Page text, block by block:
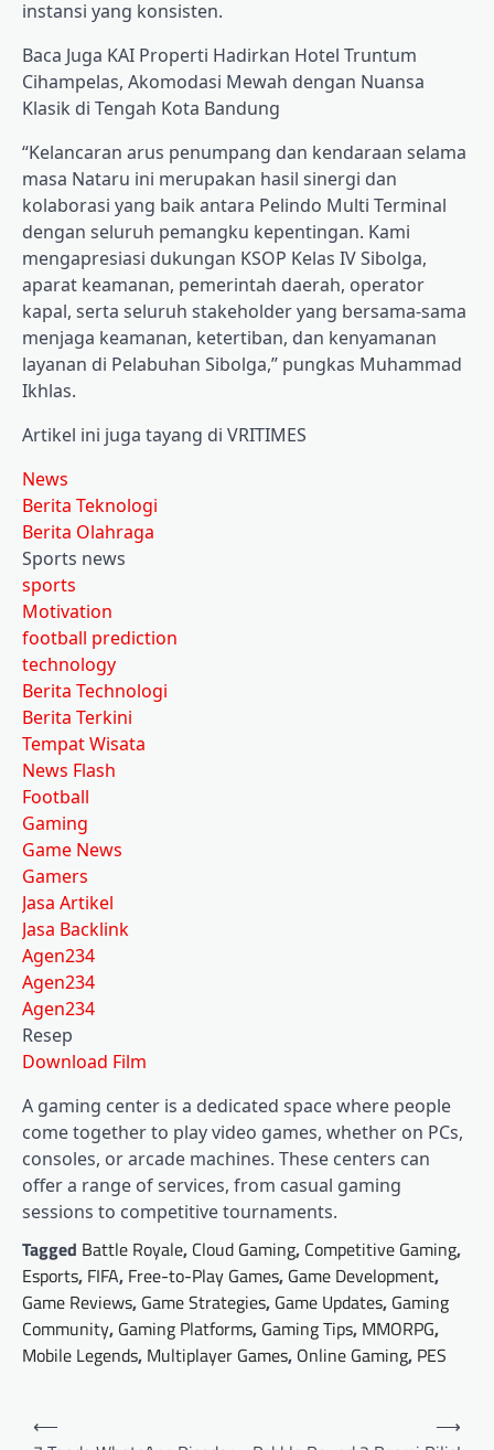
instansi yang konsisten.
Baca Juga KAI Properti Hadirkan Hotel Truntum
Cihampelas, Akomodasi Mewah dengan Nuansa
Klasik di Tengah Kota Bandung
“Kelancaran arus penumpang dan kendaraan selama
masa Nataru ini merupakan hasil sinergi dan
kolaborasi yang baik antara Pelindo Multi Terminal
dengan seluruh pemangku kepentingan. Kami
mengapresiasi dukungan KSOP Kelas IV Sibolga,
aparat keamanan, pemerintah daerah, operator
kapal, serta seluruh stakeholder yang bersama-sama
menjaga keamanan, ketertiban, dan kenyamanan
layanan di Pelabuhan Sibolga,” pungkas Muhammad
Ikhlas.
Artikel ini juga tayang di VRITIMES
News
Berita Teknologi
Berita Olahraga
Sports news
sports
Motivation
football prediction
technology
Berita Technologi
Berita Terkini
Tempat Wisata
News Flash
Football
Gaming
Game News
Gamers
Jasa Artikel
Jasa Backlink
Agen234
Agen234
Agen234
Resep
Download Film
A gaming center is a dedicated space where people
come together to play video games, whether on PCs,
consoles, or arcade machines. These centers can
offer a range of services, from casual gaming
sessions to competitive tournaments.
Tagged Battle Royale, Cloud Gaming, Competitive Gaming,
Esports, FIFA, Free-to-Play Games, Game Development,
Game Reviews, Game Strategies, Game Updates, Gaming
Community, Gaming Platforms, Gaming Tips, MMORPG,
Mobile Legends, Multiplayer Games, Online Gaming, PES
Post
⟵
⟶